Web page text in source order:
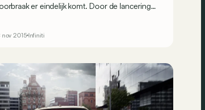
er eindelijk komt. Door de lancering
A-Klasse terug.
nov 2015Infiniti